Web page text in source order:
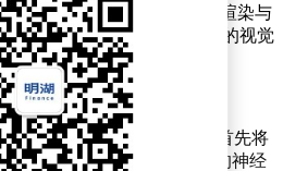
NSS技术通过结合低分辨率渲染与
为移动设备提供接近桌面级的视觉
NSS技术的强大实力。系统首先将
，然后利用专用AI加速器上的神经